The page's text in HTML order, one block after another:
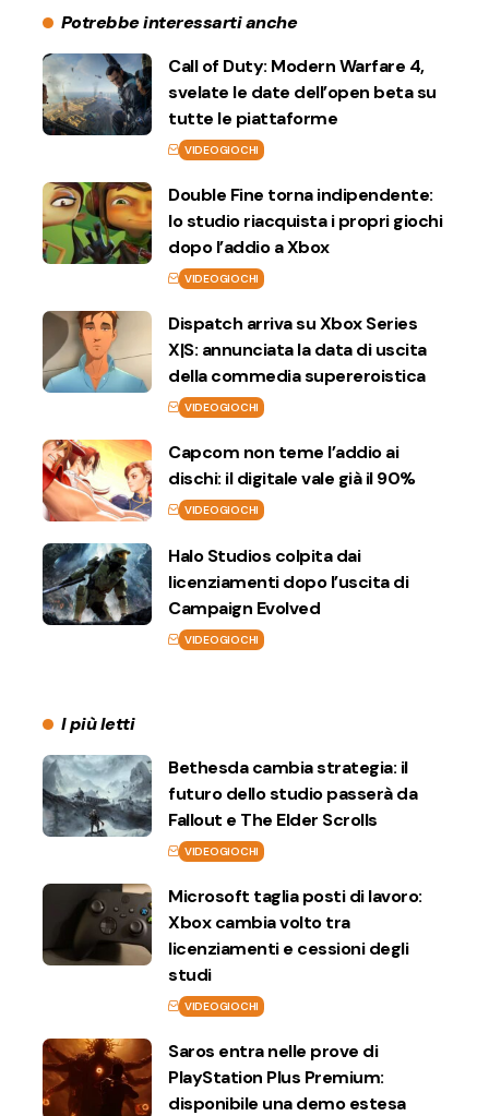
Potrebbe interessarti anche
Call of Duty: Modern Warfare 4,
svelate le date dell’open beta su
tutte le piattaforme
VIDEOGIOCHI
Double Fine torna indipendente:
lo studio riacquista i propri giochi
dopo l’addio a Xbox
VIDEOGIOCHI
Dispatch arriva su Xbox Series
X|S: annunciata la data di uscita
della commedia supereroistica
VIDEOGIOCHI
Capcom non teme l’addio ai
dischi: il digitale vale già il 90%
VIDEOGIOCHI
Halo Studios colpita dai
licenziamenti dopo l’uscita di
Campaign Evolved
VIDEOGIOCHI
I più letti
Bethesda cambia strategia: il
futuro dello studio passerà da
Fallout e The Elder Scrolls
VIDEOGIOCHI
Microsoft taglia posti di lavoro:
Xbox cambia volto tra
licenziamenti e cessioni degli
studi
VIDEOGIOCHI
Saros entra nelle prove di
PlayStation Plus Premium:
disponibile una demo estesa